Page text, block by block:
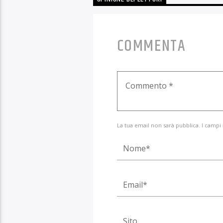
COMMENTA
La tua email non sarà pubblica. I